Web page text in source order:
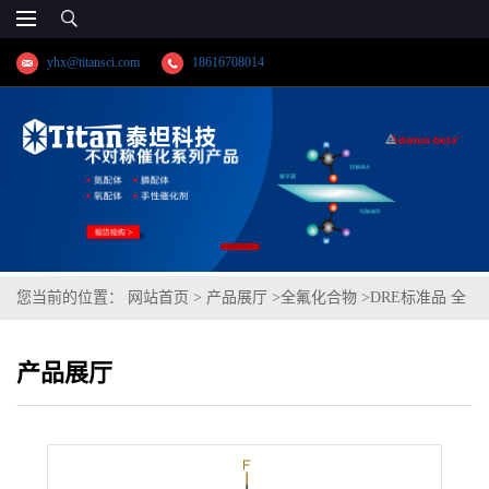
yhx@titansci.com 18616708014
您当前的位置： 网站首页 > 产品展厅 >全氟化合物 >DRE标准品 全
货供应）
产品展厅